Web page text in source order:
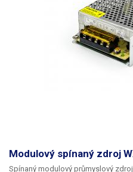
Modulový spínaný zdroj
Spínaný modulový průmyslový